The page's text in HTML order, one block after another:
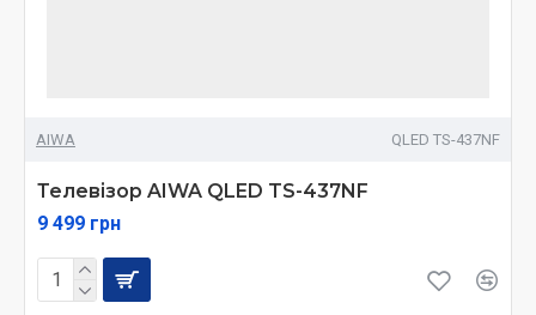
AIWA QLED TS-437NF
Телевізор AIWA QLED TS-437NF
9 499 грн